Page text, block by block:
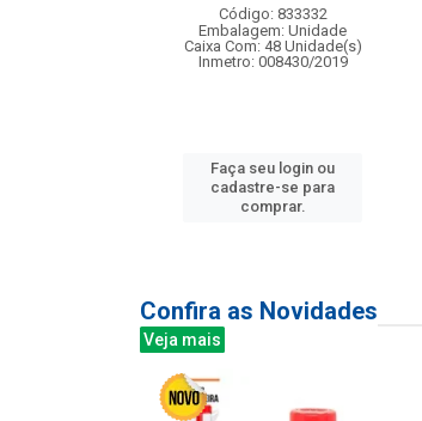
Código: 833332
Embalagem: Unidade
Caixa Com: 48 Unidade(s)
Inmetro: 008430/2019
Faça seu login ou
cadastre-se para
comprar.
Confira as Novidades
Veja mais